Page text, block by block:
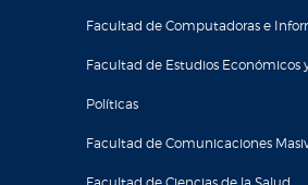
Facultad de Computadoras e
Facultad de Estudios Económicos
Políticas
Facultad de Comunicaciones